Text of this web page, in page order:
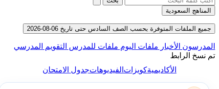
المناهج السعودية
جميع الملفات المتوفرة بحسب الصف السادس حتى تاريخ 06-08-2026
المدرسون الأخبار ملفات اليوم ملفات للمدرس التقويم المدرسي
تم نسخ الرابط
الأكاديميةكويزاتالفيديوهاتجدول الامتحان